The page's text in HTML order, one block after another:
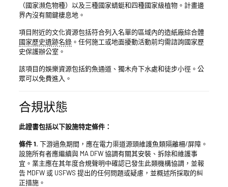
（國家瀕危物種）以及三種國家蜻蜓和四種國家級植物。計畫邊
界內沒有關鍵棲息地。
項目附近的文化資源包括符合列入名單的區域內的造紙廠綜合體
國家歷史遺跡名錄。任何施工或地面擾動活動前均需諮詢國家歷
史保護辦公室。
該項目的娛樂資源包括釣魚通道、獨木舟下水處和徒步小徑。公
眾可以免費進入。
合規狀態
此證書包括以下設施特定條件：
條件 1. 下游過魚期間，應在電力渠道源頭維護魚類隔離柵/屏障。
設施所有者應繼續與 MA DFW 協調有關其安裝、拆除和維護事
宜。業主應在其年度合規聲明中確認已發生此類機構協調，並報
告 MDFW 或 USFWS 提出的任何問題或疑慮，並概述所採取的糾
正措施。